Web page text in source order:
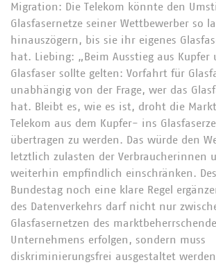
Migration: Die Telekom könnte den
Glasfasernetze seiner Wettbewerber so
hinauszögern, bis sie ihr eigenes
hat. Liebing: „Beim Ausstieg aus Kupfer
Glasfaser sollte gelten: Vorfahrt für
unabhängig von der Frage, wer das
hat. Bleibt es, wie es ist, droht die
Telekom aus dem Kupfer- ins
übertragen zu werden. Das würde den
letztlich zulasten der Verbraucherinnen
weiterhin empfindlich einschränken.
Bundestag noch eine klare Regel
des Datenverkehrs darf nicht nur
Glasfasernetzen des
Unternehmens erfolgen, sondern muss
diskriminierungsfrei ausgestaltet